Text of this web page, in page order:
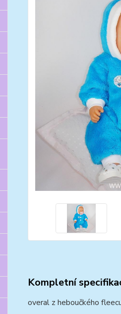
Kompletní
overal z heboučkého